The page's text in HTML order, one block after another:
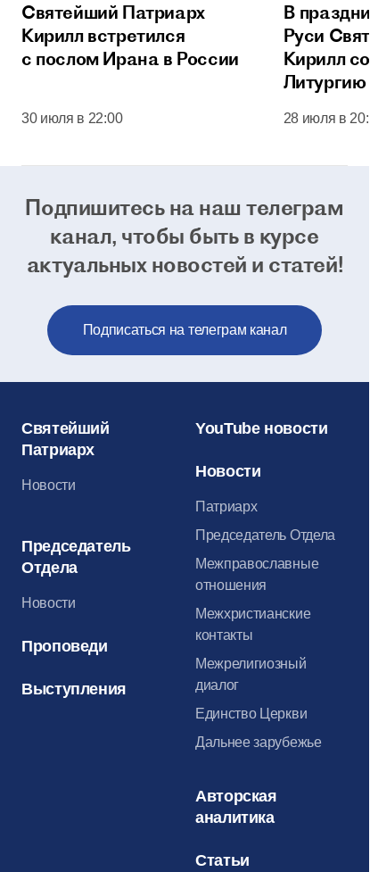
Святейший Патриарх
Кирилл встретился
с послом Ирана в России
30 июля в 22:00
В
Руси
Кирилл
Кремля
28 июля в
Подпишитесь на наш телеграм
канал, чтобы быть в курсе
актуальных новостей и статей!
Подписаться на телеграм канал
Святейший
Патриарх
Новости
Председатель
Отдела
Новости
Проповеди
Выступления
YouTube новости
Новости
Патриарх
Председатель Отдела
Межправославные
отношения
Межхристианские
контакты
Межрелигиозный
диалог
Единство Церкви
Дальнее зарубежье
Авторская
аналитика
Статьи